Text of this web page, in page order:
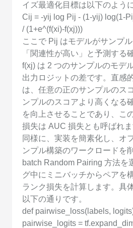
イズ最適化目標は以下のよう
Cij = -yij log Pij - (1-yij) log(1-
/ (1+e^(f(xi)-f(xj)))
ここで Pij はモデルがサンプ
「関連性が高い」と予測する
f(xj) は 2 つのサンプルのモデ
出力ロジットの差です。直感
は、任意の正のサンプルのス
ンプルのスコアより高くなる
を向上させることであり、こ
損失は AUC 損失とも呼ばれま
同様に、実装を簡素化し、オ
ンプル構築のワークロードを
batch Random Pairing 方法を
グ中にミニバッチからペアを
ランク損失を計算します。具
以下の通りです。
def pairwise_loss(labels,
pairwise_logits =